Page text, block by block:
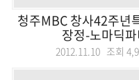
청주MBC 창사42주년
장정-노마딕
2012.11.10 조회